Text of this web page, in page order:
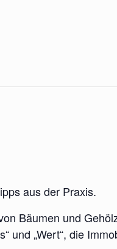
aus der Praxis.
Bäumen und
und „Wert“, die